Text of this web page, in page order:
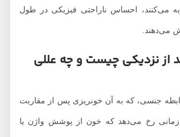
احساس ناراحتی فیزیکی در طول
نزدیکی چیست و چه عللی
جنسی، که به آن خونریزی پس از مقاربت
رخ می‌دهد که خون از پوشش واژن یا